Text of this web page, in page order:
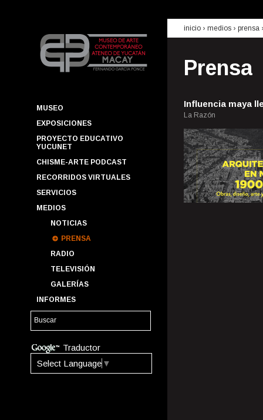
MUSEO
EXPOSICIONES
PROYECTO EDUCATIVO
YUCUNET
CHISME-ARTE PODCAST
RECORRIDOS VIRTUALES
SERVICIOS
MEDIOS
NOTICIAS
PRENSA
RADIO
TELEVISIÓN
GALERÍAS
INFORMES
Traductor
Select Language ▼
inicio › medios › prensa
Prensa
Influencia maya
La Razón